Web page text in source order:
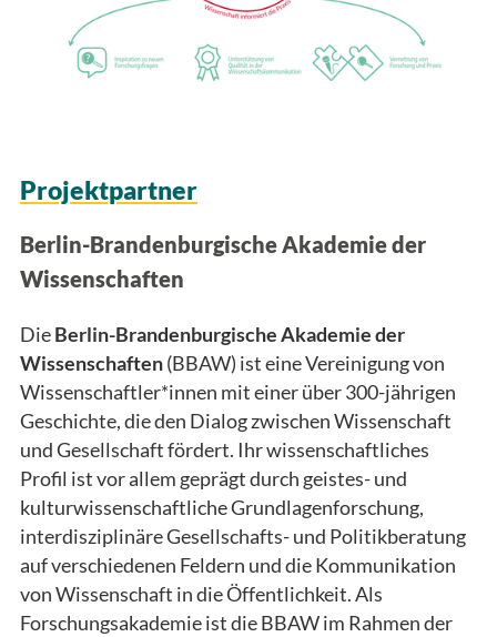
Projektpartner
Berlin-Brandenburgische Akademie der
Wissenschaften
DieBerlin-Brandenburgische Akademie der
Wissenschaften(BBAW) ist eine Vereinigung von
Wissenschaftler*innen mit einer über 300-jährigen
Geschichte, die den Dialog zwischen Wissenschaft
und Gesellschaft fördert. Ihr wissenschaftliches
Profil ist vor allem geprägt durch geistes- und
kulturwissenschaftliche Grundlagenforschung,
interdisziplinäre Gesellschafts- und Politikberatung
auf verschiedenen Feldern und die Kommunikation
von Wissenschaft in die Öffentlichkeit. Als
Forschungsakademie ist die BBAW im Rahmen der